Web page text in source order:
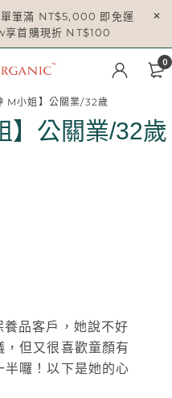
筆滿 NT$5,000 即免運
首購現折 NT$100
0
M小姐】公關業/32歲
】公關業/32歲
品客戶，她說不好
但又很喜歡童顏有
囉！以下是她的心